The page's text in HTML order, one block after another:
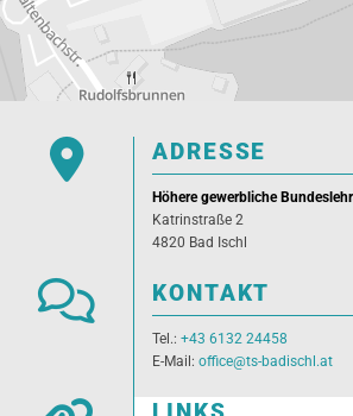
 ADRESSE
Höhere gewerbliche
Katrinstraße 2
4820 Bad Ischl
 KONTAKT
Tel.: +43 6132 24458
E-Mail: office@ts-badischl.at